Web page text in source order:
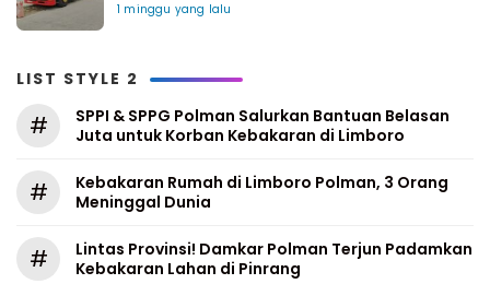
1 minggu yang lalu
LIST STYLE 2
#
SPPI & SPPG Polman Salurkan Bantuan Belasan
Juta untuk Korban Kebakaran di Limboro
#
Kebakaran Rumah di Limboro Polman, 3 Orang
Meninggal Dunia
#
Lintas Provinsi! Damkar Polman Terjun Padamkan
Kebakaran Lahan di Pinrang